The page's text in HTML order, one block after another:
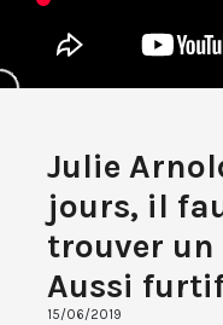
Julie
jours, il
trouver un
Aussi
15/06/2019